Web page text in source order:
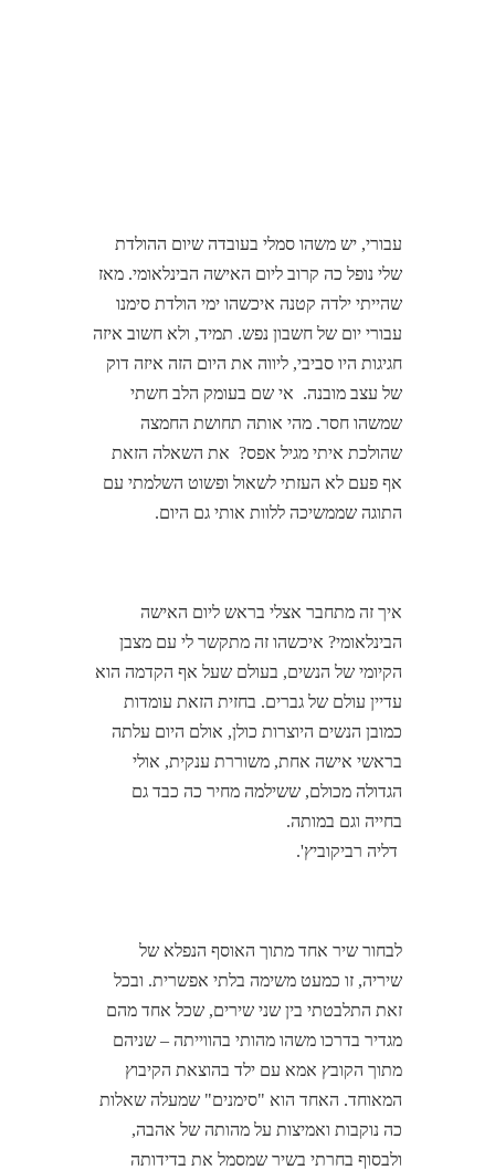
עבורי, יש משהו סמלי בעובדה שיום ההולדת
שלי נופל כה קרוב ליום האישה הבינלאומי. מאז
שהייתי ילדה קטנה איכשהו ימי הולדת סימנו
עבורי יום של חשבון נפש. תמיד, ולא חשוב איזה
חגיגות היו סביבי, ליווה את היום הזה איזה דוק
של עצב מובנה. אי שם בעומק הלב חשתי
שמשהו חסר. מהי אותה תחושת החמצה
שהולכת איתי מגיל אפס? את השאלה הזאת
אף פעם לא העזתי לשאול ופשוט השלמתי עם
התוגה שממשיכה ללוות אותי גם היום.
איך זה מתחבר אצלי בראש ליום האישה
הבינלאומי? איכשהו זה מתקשר לי עם מצבן
הקיומי של הנשים, בעולם שעל אף הקדמה הוא
עדיין עולם של גברים. בחזית הזאת עומדות
כמובן הנשים היוצרות כולן, אולם היום עלתה
בראשי אישה אחת, משוררת ענקית, אולי
הגדולה מכולם, ששילמה מחיר כה כבד גם
בחייה וגם במותה.
דליה רביקוביץ'.
לבחור שיר אחד מתוך האוסף הנפלא של
שיריה, זו כמעט משימה בלתי אפשרית. ובכל
זאת התלבטתי בין שני שירים, שכל אחד מהם
מגדיר בדרכו משהו מהותי בהווייתה – שניהם
מתוך הקובץ אמא עם ילד בהוצאת הקיבוץ
המאוחד. האחד הוא "סימנים" שמעלה שאלות
כה נוקבות ואמיצות על מהותה של אהבה,
ולבסוף בחרתי בשיר שמסמל את בדידותה